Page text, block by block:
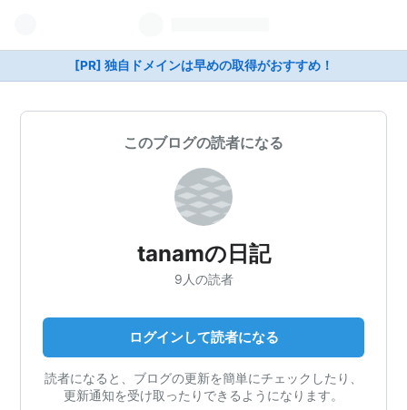
[PR] 独自ドメインは早めの取得がおすすめ！
このブログの読者になる
tanamの日記
9人の読者
ログインして読者になる
読者になると、ブログの更新を簡単にチェックしたり、
更新通知を受け取ったりできるようになります。